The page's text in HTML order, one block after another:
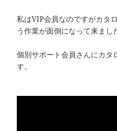
私はVIP会員なのですがカタ
う作業が面倒になって来まし
個別サポート会員さんにカタ
す。